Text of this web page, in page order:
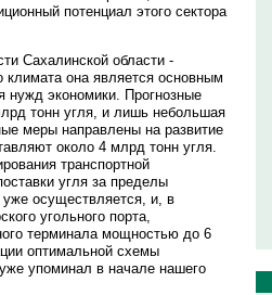
потенциал этого сектора
Сахалинской области -
климата она является основным
нужд экономики. Прогнозные
тонн угля, и лишь небольшая
меры направлены на развитие
около 4 млрд тонн угля.
транспортной
угля за пределы
уже осуществляется, и, в
угольного порта,
терминала мощностью до 6
оптимальной схемы
упоминал в начале нашего